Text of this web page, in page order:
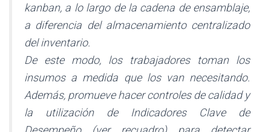
kanban, a lo largo de la cadena de ensamblaje,
a diferencia del almacenamiento centralizado
del inventario.
De este modo, los trabajadores toman los
insumos a medida que los van necesitando.
Además, promueve hacer controles de calidad y
la utilización de Indicadores Clave de